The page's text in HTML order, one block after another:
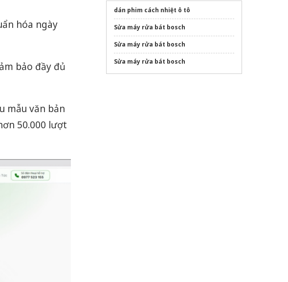
hóa ngày
bảo đầy đủ
mẫu văn bản
50.000 lượt
dán phim cách nhiệt ô tô
Sửa máy rửa bát bosch
Sửa máy rửa bát bosch
Sửa máy rửa bát bosch